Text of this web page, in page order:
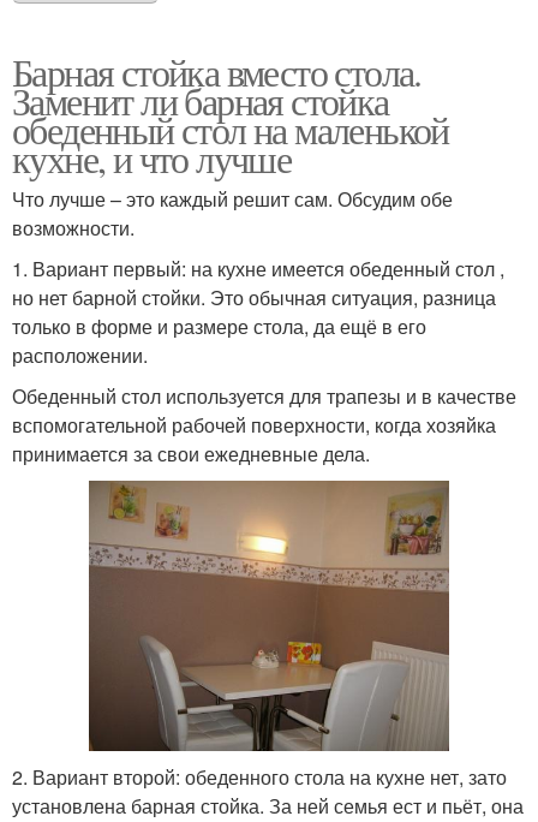
Барная стойка вместо стола.
Заменит ли барная стойка
обеденный стол на маленькой
кухне, и что лучше
Что лучше – это каждый решит сам. Обсудим обе
возможности.
1. Вариант первый: на кухне имеется обеденный стол ,
но нет барной стойки. Это обычная ситуация, разница
только в форме и размере стола, да ещё в его
расположении.
Обеденный стол используется для трапезы и в качестве
вспомогательной рабочей поверхности, когда хозяйка
принимается за свои ежедневные дела.
2. Вариант второй: обеденного стола на кухне нет, зато
установлена барная стойка. За ней семья ест и пьёт, она